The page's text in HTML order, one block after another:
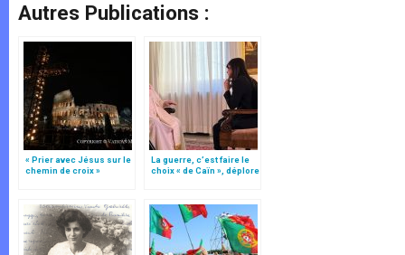
Autres Publications :
« Prier avec Jésus sur le
chemin de croix »
La guerre, c’est faire le
choix « de Caïn », déplore